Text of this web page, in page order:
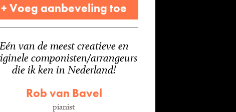
+ Voeg aanbeveling toe
Eén van de meest creatieve en
componisten/arrangeurs
die ik ken in Nederland!
Rob van Bavel
pianist